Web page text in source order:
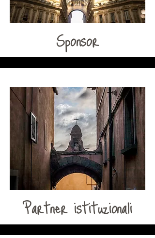
Sponsor
Partner istituzionali